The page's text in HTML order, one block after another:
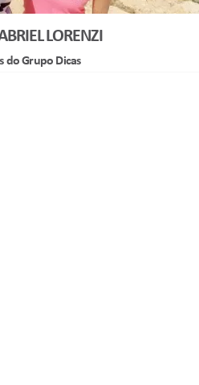
LORENZI
do Grupo Dicas